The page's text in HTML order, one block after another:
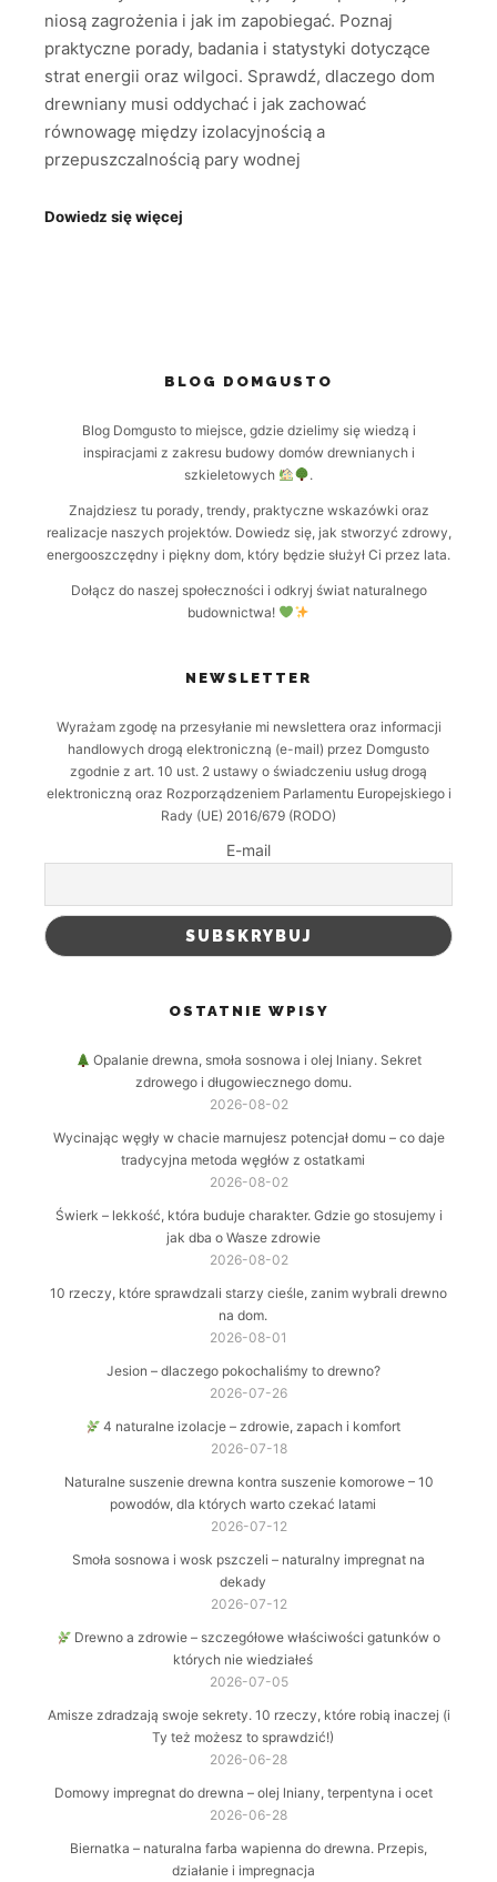
niosą zagrożenia i jak im zapobiegać. Poznaj
praktyczne porady, badania i statystyki dotyczące
strat energii oraz wilgoci. Sprawdź, dlaczego dom
drewniany musi oddychać i jak zachować
równowagę między izolacyjnością a
przepuszczalnością pary wodnej
Dowiedz się więcej
BLOG DOMGUSTO
Blog Domgusto to miejsce, gdzie dzielimy się wiedzą i
inspiracjami z zakresu budowy domów drewnianych i
szkieletowych
.
Znajdziesz tu porady, trendy, praktyczne wskazówki oraz
realizacje naszych projektów. Dowiedz się, jak stworzyć zdrowy,
energooszczędny i piękny dom, który będzie służył Ci przez lata.
Dołącz do naszej społeczności i odkryj świat naturalnego
budownictwa!
NEWSLETTER
Wyrażam zgodę na przesyłanie mi newslettera oraz informacji
handlowych drogą elektroniczną (e-mail) przez Domgusto
zgodnie z art. 10 ust. 2 ustawy o świadczeniu usług drogą
elektroniczną oraz Rozporządzeniem Parlamentu Europejskiego i
Rady (UE) 2016/679 (RODO)
E-mail
OSTATNIE WPISY
Opalanie drewna, smoła sosnowa i olej lniany. Sekret
zdrowego i długowiecznego domu.
2026-08-02
Wycinając węgły w chacie marnujesz potencjał domu – co daje
tradycyjna metoda węgłów z ostatkami
2026-08-02
Świerk – lekkość, która buduje charakter. Gdzie go stosujemy i
jak dba o Wasze zdrowie
2026-08-02
10 rzeczy, które sprawdzali starzy cieśle, zanim wybrali drewno
na dom.
2026-08-01
Jesion – dlaczego pokochaliśmy to drewno?
2026-07-26
4 naturalne izolacje – zdrowie, zapach i komfort
2026-07-18
Naturalne suszenie drewna kontra suszenie komorowe – 10
powodów, dla których warto czekać latami
2026-07-12
Smoła sosnowa i wosk pszczeli – naturalny impregnat na
dekady
2026-07-12
Drewno a zdrowie – szczegółowe właściwości gatunków o
których nie wiedziałeś
2026-07-05
Amisze zdradzają swoje sekrety. 10 rzeczy, które robią inaczej (i
Ty też możesz to sprawdzić!)
2026-06-28
Domowy impregnat do drewna – olej lniany, terpentyna i ocet
2026-06-28
Biernatka – naturalna farba wapienna do drewna. Przepis,
działanie i impregnacja